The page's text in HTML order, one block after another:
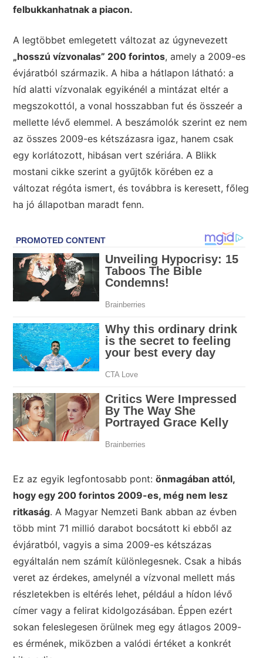
felbukkanhatnak a piacon.
A legtöbbet emlegetett változat az úgynevezett
„hosszú vízvonalas” 200 forintos, amely a 2009-es
évjáratból származik. A hiba a hátlapon látható: a
híd alatti vízvonalak egyikénél a mintázat eltér a
megszokottól, a vonal hosszabban fut és összeér a
mellette lévő elemmel. A beszámolók szerint ez nem
az összes 2009-es kétszázasra igaz, hanem csak
egy korlátozott, hibásan vert szériára. A Blikk
mostani cikke szerint a gyűjtők körében ez a
változat régóta ismert, és továbbra is keresett, főleg
ha jó állapotban maradt fenn.
Ez az egyik legfontosabb pont:önmagában attól,
hogy egy 200 forintos 2009-es, még nem lesz
ritkaság. A Magyar Nemzeti Bank abban az évben
több mint 71 millió darabot bocsátott ki ebből az
évjáratból, vagyis a sima 2009-es kétszázas
egyáltalán nem számít különlegesnek. Csak a hibás
veret az érdekes, amelynél a vízvonal mellett más
részletekben is eltérés lehet, például a hídon lévő
címer vagy a felirat kidolgozásában. Éppen ezért
sokan feleslegesen örülnek meg egy átlagos 2009-
es érmének, miközben a valódi értéket a konkrét